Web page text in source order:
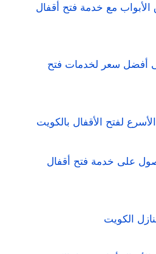
الأبواب مع خدمة فتح أقفال
أفضل سعر لخدمات فتح
على خدمة فتح أقفال